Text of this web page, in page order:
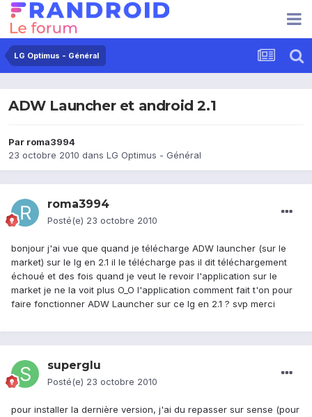
LG Optimus - Général
ADW Launcher et android 2.1
Par roma3994
23 octobre 2010 dans LG Optimus - Général
roma3994
Posté(e) 23 octobre 2010
bonjour j'ai vue que quand je télécharge ADW launcher (sur le
market) sur le lg en 2.1 il le télécharge pas il dit téléchargement
échoué et des fois quand je veut le revoir l'application sur le
market je ne la voit plus O_O l'application comment fait t'on pour
faire fonctionner ADW Launcher sur ce lg en 2.1 ? svp merci
superglu
Posté(e) 23 octobre 2010
pour installer la dernière version, j'ai du repasser sur sense (pour